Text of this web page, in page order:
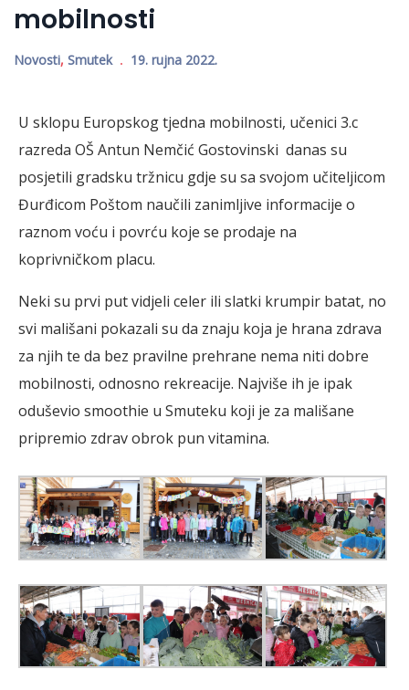
mobilnosti
Novosti, Smutek 19. rujna 2022.
U sklopu Europskog tjedna mobilnosti, učenici 3.c
razreda OŠ Antun Nemčić Gostovinski danas su
posjetili gradsku tržnicu gdje su sa svojom učiteljicom
Đurđicom Poštom naučili zanimljive informacije o
raznom voću i povrću koje se prodaje na
koprivničkom placu.
Neki su prvi put vidjeli celer ili slatki krumpir batat, no
svi mališani pokazali su da znaju koja je hrana zdrava
za njih te da bez pravilne prehrane nema niti dobre
mobilnosti, odnosno rekreacije. Najviše ih je ipak
oduševio smoothie u Smuteku koji je za mališane
pripremio zdrav obrok pun vitamina.